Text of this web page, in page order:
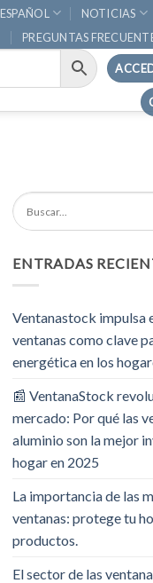
ESPAÑOL NOTICIAS
PREGUNTAS
ENTRADAS
Ventanastock impulsa
ventanas como clave
energética en los
📰 VentanaStock
mercado: Por qué las
aluminio son la mejor
hogar en 2025
La importancia de las
ventanas: protege tu
productos.
El sector de las